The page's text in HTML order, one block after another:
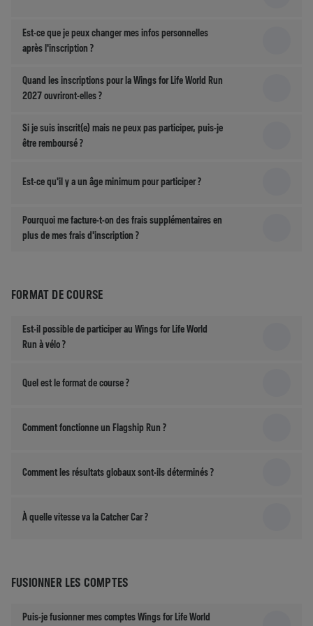
Est-ce que je peux changer mes infos personnelles
après l'inscription ?
Quand les inscriptions pour la Wings for Life World Run
2027 ouvriront-elles ?
Si je suis inscrit(e) mais ne peux pas participer, puis-je
être remboursé ?
Est-ce qu'il y a un âge minimum pour participer ?
Pourquoi me facture-t-on des frais supplémentaires en
plus de mes frais d'inscription ?
FORMAT DE COURSE
Est-il possible de participer au Wings for Life World
Run à vélo ?
Quel est le format de course ?
Comment fonctionne un Flagship Run ?
Comment les résultats globaux sont-ils déterminés ?
À quelle vitesse va la Catcher Car ?
FUSIONNER LES COMPTES
Puis-je fusionner mes comptes Wings for Life World